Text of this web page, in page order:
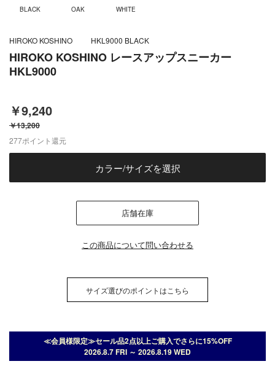
BLACK OAK WHITE
HIROKO KOSHINO レースアップスニーカー
HKL9000
￥9,240
￥13,200
HIROKO KOSHINO HKL9000 BLACK
277ポイント還元
カラー/サイズを選択
店舗在庫
この商品について問い合わせる
サイズ選びのポイントはこちら
≪会員様限定≫セール品2点以上ご購入でさらに15%OFF
2026.8.7 FRI ～ 2026.8.19 WED